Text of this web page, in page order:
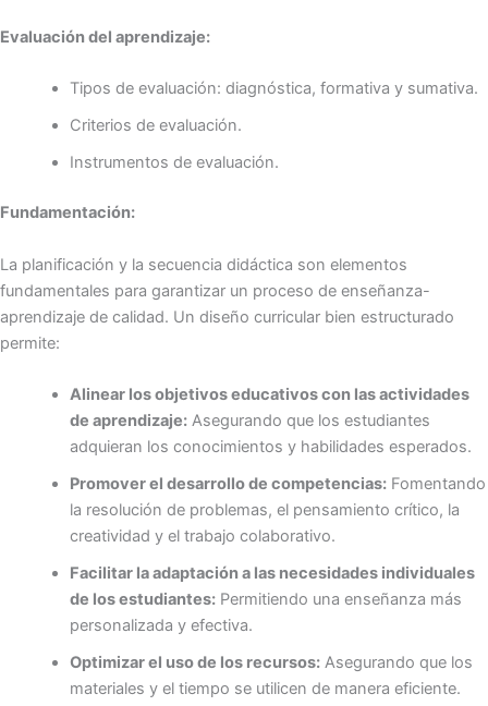
Evaluación del aprendizaje:
Tipos de evaluación: diagnóstica, formativa y sumativa.
Criterios de evaluación.
Instrumentos de evaluación.
Fundamentación:
La planificación y la secuencia didáctica son elementos
fundamentales para garantizar un proceso de enseñanza-
aprendizaje de calidad. Un diseño curricular bien estructurado
permite:
Alinear los objetivos educativos con las actividades
de aprendizaje:Asegurando que los estudiantes
adquieran los conocimientos y habilidades esperados.
Promover el desarrollo de competencias:Fomentando
la resolución de problemas, el pensamiento crítico, la
creatividad y el trabajo colaborativo.
Facilitar la adaptación a las necesidades individuales
de los estudiantes:Permitiendo una enseñanza más
personalizada y efectiva.
Optimizar el uso de los recursos:Asegurando que los
materiales y el tiempo se utilicen de manera eficiente.